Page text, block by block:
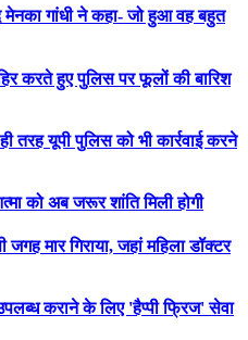
मेनका गांधी ने कहा- जो हुआ वह बहुत
करते हुए पुलिस पर फूलों की बारिश
तरह यूपी पुलिस को भी कार्रवाई करने
को अब जरूर शांति मिली होगी
मार गिराया, जहां महिला डॉक्टर
कराने के लिए 'हैप्पी फ्रिज' सेवा